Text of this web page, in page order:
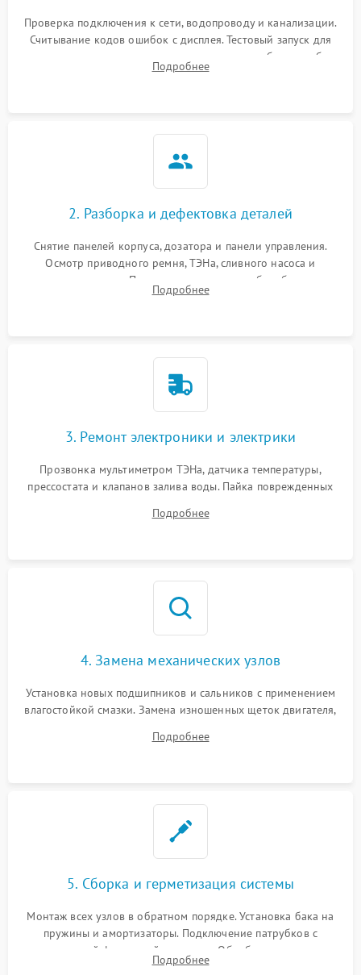
Проверка подключения к сети, водопроводу и канализации.
Считывание кодов ошибок с дисплея. Тестовый запуск для
выявления посторонних шумов, протечек или сбоев в работе
электронного модуля управления.
Подробнее
2. Разборка и дефектовка деталей
Снятие панелей корпуса, дозатора и панели управления.
Осмотр приводного ремня, ТЭНа, сливного насоса и
амортизаторов. Проверка подшипников барабана и
крестовины на износ, а манжеты люка на разрывы.
Подробнее
3. Ремонт электроники и электрики
Прозвонка мультиметром ТЭНа, датчика температуры,
прессостата и клапанов залива воды. Пайка поврежденных
Восстановление целостности проводки и контактов.
Подробнее
4. Замена механических узлов
Установка новых подшипников и сальников с применением
влагостойкой смазки. Замена изношенных щеток двигателя,
или поврежденной резиновой манжеты.
Подробнее
5. Сборка и герметизация системы
Монтаж всех узлов в обратном порядке. Установка бака на
пружины и амортизаторы. Подключение патрубков с
надежной фиксацией хомутами. Обработка стыков
герметиком для предотвращения возможных протечек воды.
Подробнее